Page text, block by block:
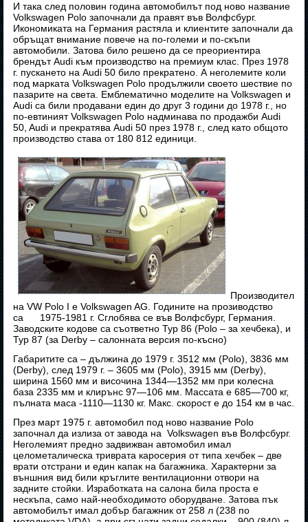
И така след половин година автомобилът под ново название
Volkswagen Polo започнали да правят във Волфсбург.
Икономиката на Германия растяла и клиентите започнали да
обръщат внимание повече на по-големи и по-скъпи
автомобили. Затова било решено да се преориентира
брендът Audi към производство на премиум клас. През 1978
г. пускането на Audi 50 било прекратено. А неголемите коли
под марката Volkswagen Polo продължили своето шествие по
пазарите на света. Емблематично моделите на Volkswagen и
Audi са били продавани един до друг 3 години до 1978 г., но
по-евтиният Volkswagen Polo надминава по продажби Audi
50, Audi и прекратява Audi 50 през 1978 г., след като общото
производство става от 180 812 единици.
Производител
на VW Polo I е Volkswagen AG. Годините на прозиводство
са 1975-1981 г. Сглобява се във Волфсбург, Германия.
Заводските кодове са съответно Typ 86 (Polo – за хечбека), и
Typ 87 (за Derby – салонната версия по-късно)
Габаритите са – дължина до 1979 г. 3512 мм (Polo), 3836 мм
(Derby), след 1979 г. – 3605 мм (Polo), 3915 мм (Derby),
ширина 1560 мм и височина 1344—1352 мм при колесна
база 2335 мм и клирънс 97—106 мм. Массата е 685—700 кг,
пълната маса -1110—1130 кг. Макс. скорост е до 154 км в час.
През март 1975 г. автомобил под ново название Polo
започнал да излиза от завода на Volkswagen във Волфсбург.
Неголемият предно задвижван автомобил имал
целометалическа триврата каросерия от типа хечбек – две
врати отстрани и един капак на багажника. Характерни за
външния вид били кръглите вентилационни отвори на
задните стойки. Изработката на салона била проста е
нескъпа, само най-необходимото оборудване. Затова пък
автомобилът имал добър багажник от 258 л (238 по